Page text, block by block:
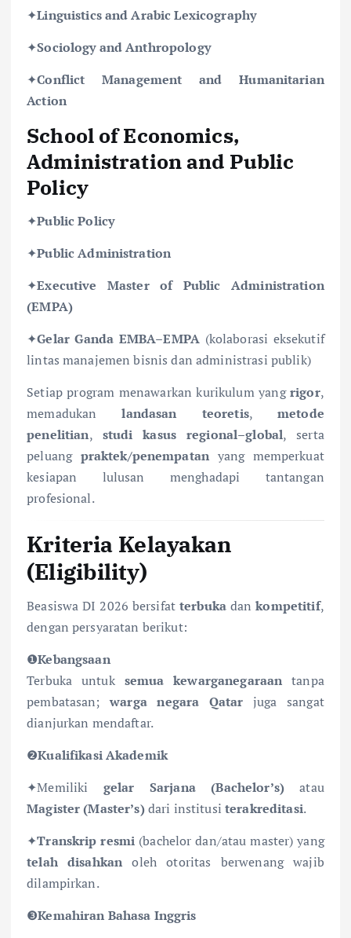
✦Linguistics and Arabic Lexicography
✦Sociology and Anthropology
✦Conflict Management and Humanitarian
Action
School of Economics,
Administration and Public
Policy
✦Public Policy
✦Public Administration
✦Executive Master of Public Administration
(EMPA)
✦Gelar Ganda EMBA–EMPA (kolaborasi eksekutif
lintas manajemen bisnis dan administrasi publik)
Setiap program menawarkan kurikulum yangrigor,
memadukanlandasan teoretis,metode
penelitian, studi kasus regional–global, serta
peluang praktek/penempatan yang memperkuat
kesiapan lulusan menghadapi tantangan
profesional.
Kriteria Kelayakan
(Eligibility)
Beasiswa DI 2026 bersifat terbuka dankompetitif,
dengan persyaratan berikut:
❶Kebangsaan
Terbuka untuk semua kewarganegaraan tanpa
pembatasan;warga negara Qatar juga sangat
dianjurkan mendaftar.
❷Kualifikasi Akademik
✦Memiliki gelar Sarjana (Bachelor’s)atau
Magister (Master’s)dari institusiterakreditasi.
✦Transkrip resmi (bachelor dan/atau master) yang
telah disahkan oleh otoritas berwenang wajib
dilampirkan.
❸Kemahiran Bahasa Inggris